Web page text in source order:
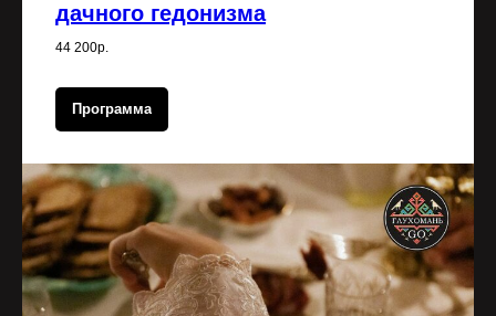
дачного гедонизма
44 200р.
Программа